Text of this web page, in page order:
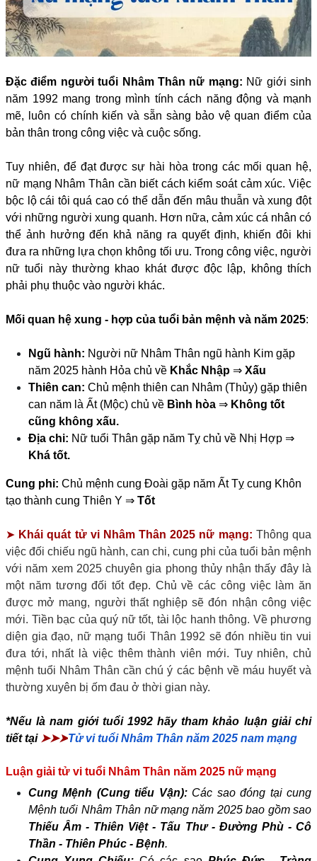
Đặc điểm người tuổi Nhâm Thân nữ mạng: Nữ giới sinh
năm 1992 mang trong mình tính cách năng động và mạnh
mẽ, luôn có chính kiến và sẵn sàng bảo vệ quan điểm của
bản thân trong công việc và cuộc sống.
Tuy nhiên, để đạt được sự hài hòa trong các mối quan hệ,
nữ mạng Nhâm Thân cần biết cách kiểm soát cảm xúc. Việc
bộc lộ cái tôi quá cao có thể dẫn đến mâu thuẫn và xung đột
với những người xung quanh. Hơn nữa, cảm xúc cá nhân có
thể ảnh hưởng đến khả năng ra quyết định, khiến đôi khi
đưa ra những lựa chọn không tối ưu. Trong công việc, người
nữ tuổi này thường khao khát được độc lập, không thích
phải phụ thuộc vào người khác.
Mối quan hệ xung - hợp của tuổi bản mệnh và năm 2025:
Ngũ hành: Người nữ Nhâm Thân ngũ hành Kim gặp
năm 2025 hành Hỏa chủ về Khắc Nhập ⇒ Xấu
Thiên can: Chủ mệnh thiên can Nhâm (Thủy) gặp thiên
can năm là Ất (Mộc) chủ về Bình hòa ⇒ Không tốt
cũng không xấu.
Địa chi: Nữ tuổi Thân gặp năm Tỵ chủ về Nhị Hợp ⇒
Khá tốt.
Cung phi: Chủ mệnh cung Đoài gặp năm Ất Tỵ cung Khôn
tạo thành cung Thiên Y ⇒ Tốt
➤ Khái quát tử vi Nhâm Thân 2025 nữ mạng: Thông qua
việc đối chiếu ngũ hành, can chi, cung phi của tuổi bản mệnh
với năm xem 2025 chuyên gia phong thủy nhận thấy đây là
một năm tương đối tốt đẹp. Chủ về các công việc làm ăn
được mở mang, người thất nghiệp sẽ đón nhận công việc
mới. Tiền bạc của quý nữ tốt, tài lộc hanh thông. Về phương
diện gia đạo, nữ mạng tuổi Thân 1992 sẽ đón nhiều tin vui
đưa tới, nhất là việc thêm thành viên mới. Tuy nhiên, chủ
mệnh tuổi Nhâm Thân cần chú ý các bệnh về máu huyết và
thường xuyên bị ốm đau ở thời gian này.
*Nếu là nam giới tuổi 1992 hãy tham khảo luận giải chi
tiết tại ➤➤➤Tử vi tuổi Nhâm Thân năm 2025 nam mạng
Luận giải tử vi tuổi Nhâm Thân năm 2025 nữ mạng
Cung Mệnh (Cung tiểu Vận): Các sao đóng tại cung
Mệnh tuổi Nhâm Thân nữ mạng năm 2025 bao gồm sao
Thiếu Âm - Thiên Việt - Tấu Thư - Đường Phù - Cô
Thần - Thiên Phúc - Bệnh.